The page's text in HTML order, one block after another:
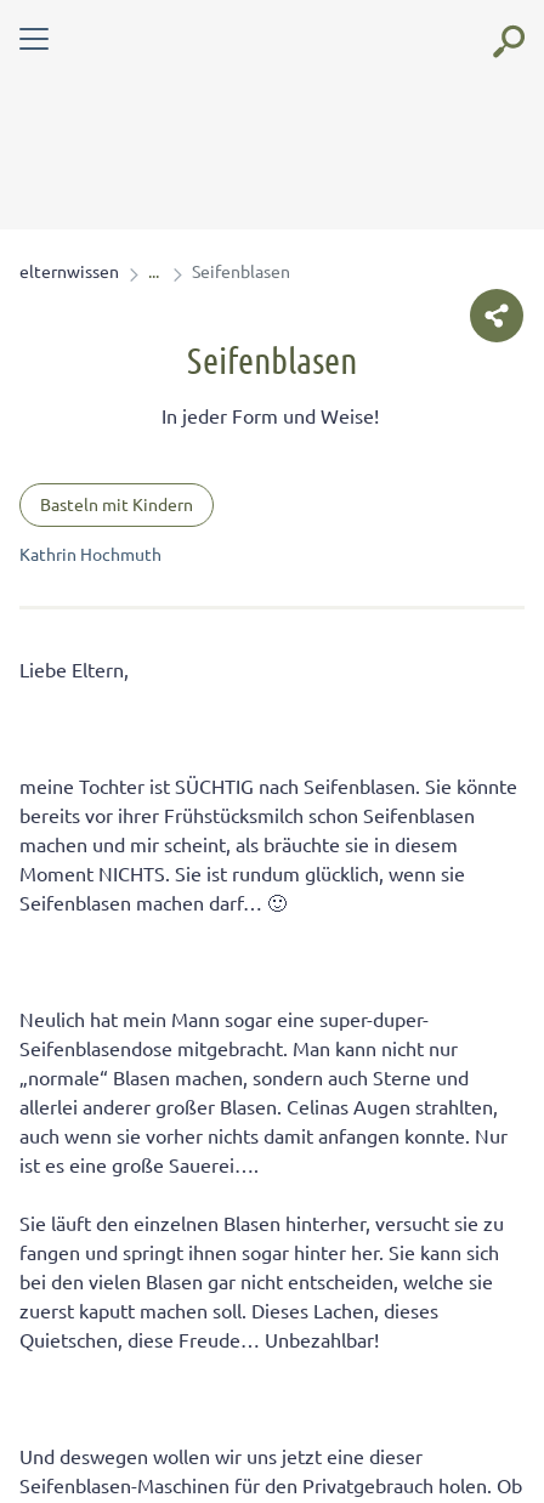
elternwissen Seifenblasen
Seifenblasen
In jeder Form und Weise!
Basteln mit Kindern
Kathrin Hochmuth
Liebe Eltern,
meine Tochter ist SÜCHTIG nach Seifenblasen. Sie könnte
bereits vor ihrer Frühstücksmilch schon Seifenblasen
machen und mir scheint, als bräuchte sie in diesem
Moment NICHTS. Sie ist rundum glücklich, wenn sie
Seifenblasen machen darf… 🙂
Neulich hat mein Mann sogar eine super-duper-
Seifenblasendose mitgebracht. Man kann nicht nur
„normale“ Blasen machen, sondern auch Sterne und
allerlei anderer großer Blasen. Celinas Augen strahlten,
auch wenn sie vorher nichts damit anfangen konnte. Nur
ist es eine große Sauerei….
Sie läuft den einzelnen Blasen hinterher, versucht sie zu
fangen und springt ihnen sogar hinter her. Sie kann sich
bei den vielen Blasen gar nicht entscheiden, welche sie
zuerst kaputt machen soll. Dieses Lachen, dieses
Quietschen, diese Freude… Unbezahlbar!
Und deswegen wollen wir uns jetzt eine dieser
Seifenblasen-Maschinen für den Privatgebrauch holen. Ob